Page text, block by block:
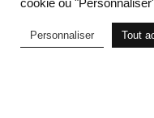
cookie ou
Personnaliser Tout